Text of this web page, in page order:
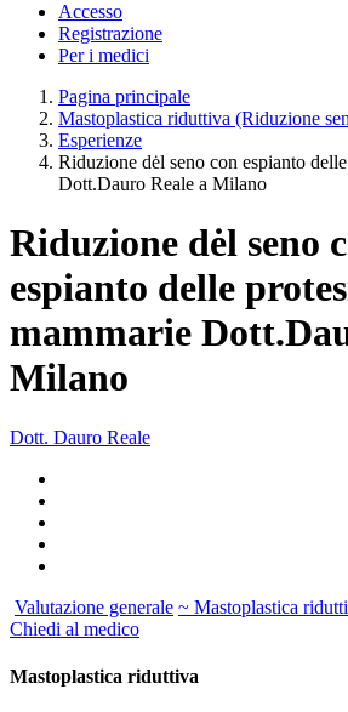
Accesso
Registrazione
Per i medici
Pagina principale
Mastoplastica riduttiva (Riduzione
Esperienze
Riduzione dėl seno con espianto
Dott.Dauro Reale a Milano
Riduzione dėl seno
espianto delle
mammarie
Milano
Dott. Dauro Reale
Valutazione generale ~ Mastoplastica
Chiedi al medico
Mastoplastica riduttiva